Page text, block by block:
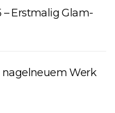
– Erstmalig Glam-
nagelneuem Werk